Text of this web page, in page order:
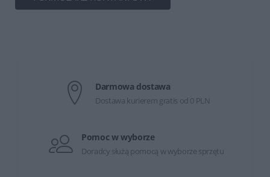
Darmowa dostawa
Dostawa kurierem gratis od 0 PLN
Pomoc w wyborze
Doradcy służą pomocą w wyborze sprzętu